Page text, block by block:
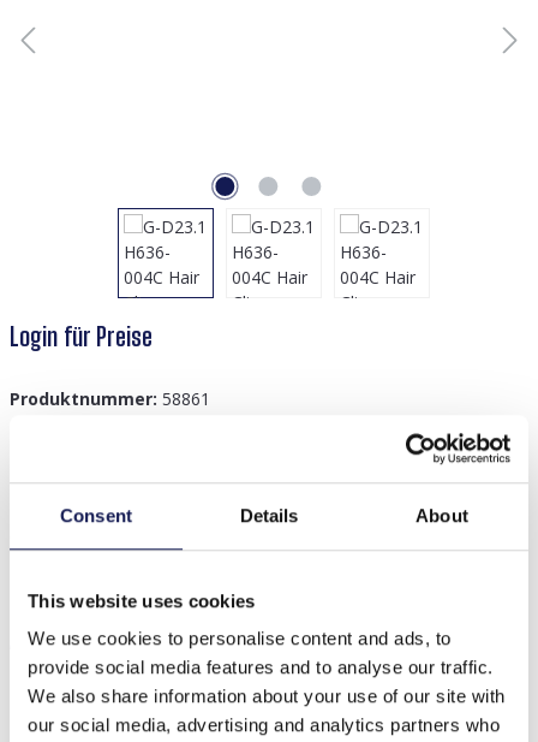
Consent Details About
This website uses cookies
We use cookies to personalise content and ads, to
provide social media features and to analyse our traffic.
We also share information about your use of our site with
our social media, advertising and analytics partners who
Login für Preise
Produktnummer: 58861
Andere kauften auch